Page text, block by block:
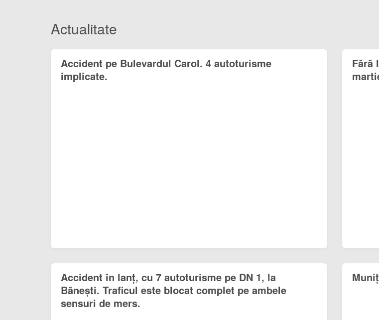
Actualitate
Accident pe Bulevardul Carol. 4 autoturisme
implicate.
Accident în lanț, cu 7 autoturisme pe DN 1, la
Bănești. Traficul este blocat complet pe ambele
sensuri de mers.
Fără